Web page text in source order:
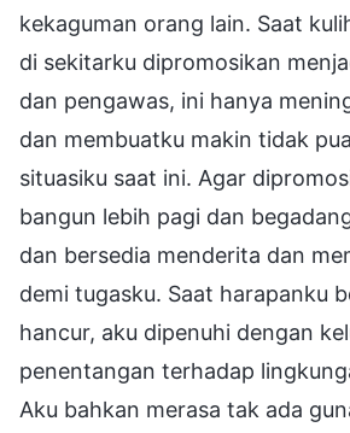
kekaguman orang lain. Saat
di sekitarku dipromosikan
dan pengawas, ini hanya
dan membuatku makin tidak
situasiku saat ini. Agar
bangun lebih pagi dan
dan bersedia menderita dan
demi tugasku. Saat harapanku
hancur, aku dipenuhi dengan
penentangan terhadap
Aku bahkan merasa tak ada